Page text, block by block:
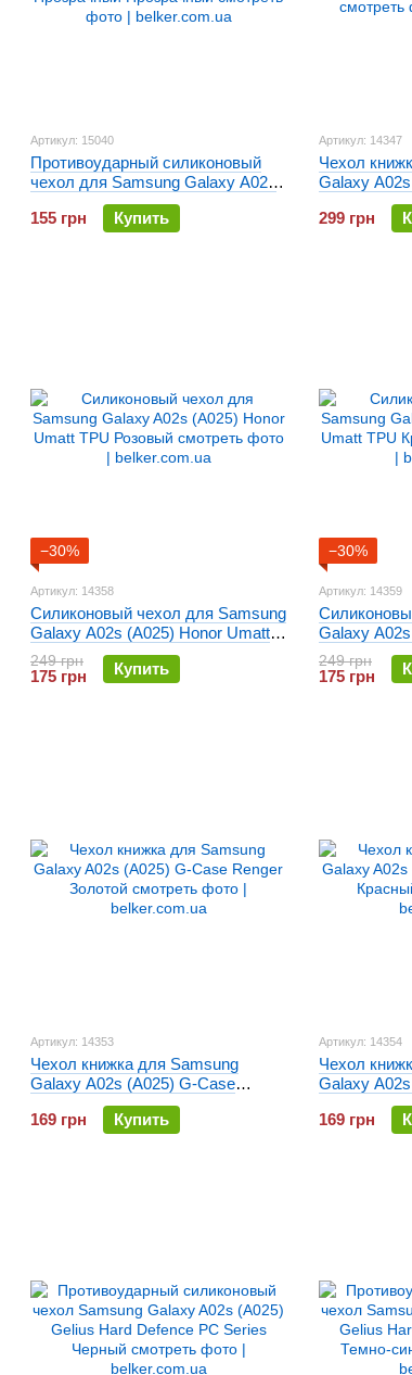
Артикул: 15040
Противоударный силиконовый
чехол для Samsung Galaxy A02s
(A025) Transparent Armour case
Прозрачный
155 грн Купить
Артикул: 14347
Чехол
Galaxy
Leather
299 грн
−30%
Артикул: 14358
Силиконовый чехол для Samsung
Galaxy A02s (A025) Honor Umatt
TPU Розовый
249 грн
175 грн Купить
−30%
Артикул: 14359
Galaxy
TPU
249 грн
175 грн
Артикул: 14353
Чехол книжка для Samsung
Galaxy A02s (A025) G-Case
Renger Золотой
169 грн
Купить
Артикул: 14354
Чехол
Galaxy
Renger
169 грн